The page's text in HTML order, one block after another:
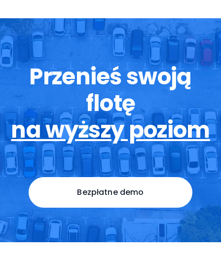
Przenieś swoją
flotę
na wyższy poziom
Bezpłatne demo